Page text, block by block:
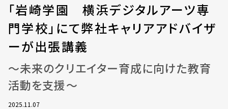
「岩崎学園 横浜デジタルアーツ専
門学校」にて弊社キャリアアドバイザ
ーが出張講義
～未来のクリエイター育成に向けた教育
活動を支援～
2025.11.07